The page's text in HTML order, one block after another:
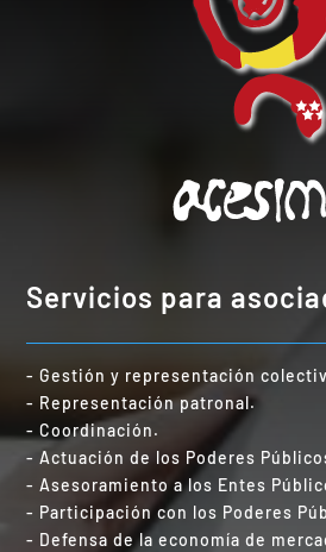
Servicios para
- Gestión y representación
- Representación patronal.
- Coordinación.
- Actuación de los Poderes
- Asesoramiento a los Entes
- Participación con los Poderes
- Defensa de la economía de